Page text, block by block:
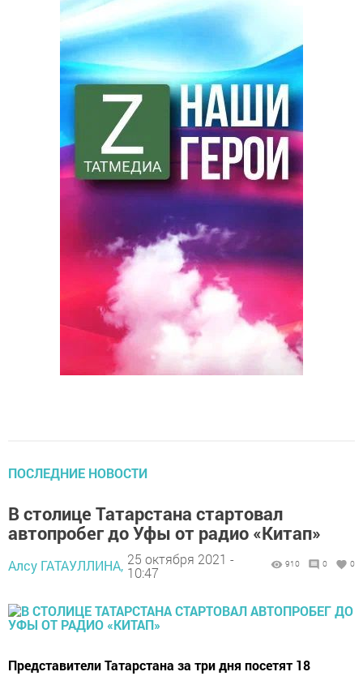
ПОСЛЕДНИЕ НОВОСТИ
В столице Татарстана стартовал
автопробег до Уфы от радио «Китап»
Алсу ГАТАУЛЛИНА, 25 октября 2021 -
10:47
910 0 0
Представители Татарстана за три дня посетят 18